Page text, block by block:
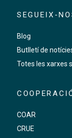
SEGUEIX-
Blog
Butlletí de
Totes les xarxes
COAR
CRUE